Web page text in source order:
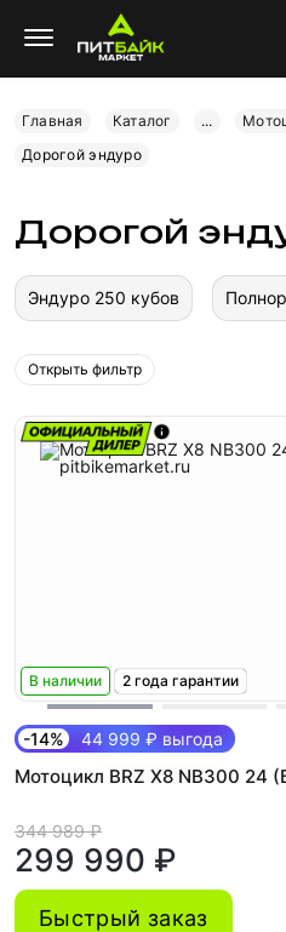
Главная Каталог ...
Дорогой эндуро
Дорогой
Эндуро 250 кубов
Открыть фильтр
В наличии 2 года гарантии
-14% 44 999 ₽ выгода
Мотоцикл BRZ X8 NB300 24
344 989 ₽
299 990 ₽
Быстрый заказ